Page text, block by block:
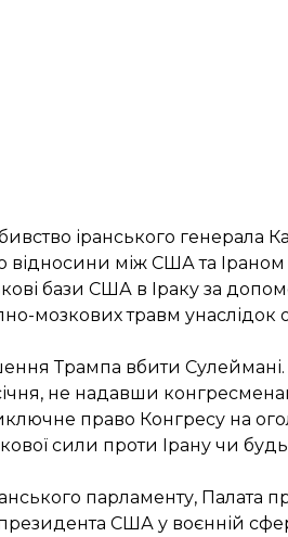
іранського генерала
відносини між США та Іраном
бази США в Іраку за
мозкових травм унаслідок
Трампа вбити
не надавши
право Конгресу на
сили проти Ірану чи
парламенту, Палата
США у воєнній